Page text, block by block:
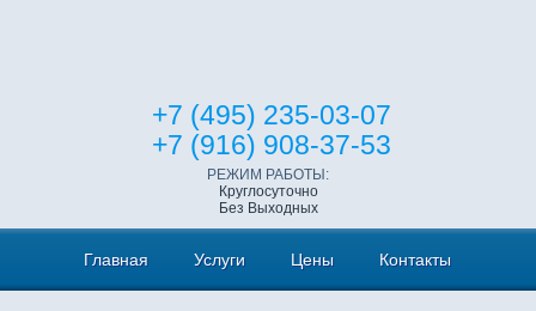
+7 (495) 235-03-07
+7 (916) 908-37-53
РЕЖИМ РАБОТЫ:
Круглосуточно
Без Выходных
Главная Услуги Цены Контакты